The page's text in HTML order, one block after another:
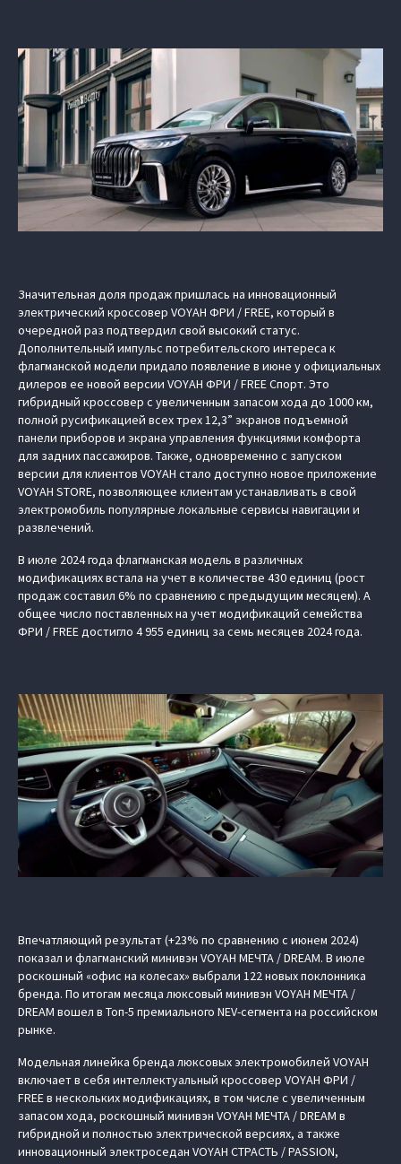
Значительная доля продаж пришлась на инновационный
электрический кроссовер VOYAH ФРИ / FREE, который в
очередной раз подтвердил свой высокий статус.
Дополнительный импульс потребительского интереса к
флагманской модели придало появление в июне у официальных
дилеров ее новой версии VOYAH ФРИ / FREE Спорт. Это
гибридный кроссовер с увеличенным запасом хода до 1000 км,
полной русификацией всех трех 12,3” экранов подъемной
панели приборов и экрана управления функциями комфорта
для задних пассажиров. Также, одновременно с запуском
версии для клиентов VOYAH стало доступно новое приложение
VOYAH STORE, позволяющее клиентам устанавливать в свой
электромобиль популярные локальные сервисы навигации и
развлечений.
В июле 2024 года флагманская модель в различных
модификациях встала на учет в количестве 430 единиц (рост
продаж составил 6% по сравнению с предыдущим месяцем). А
общее число поставленных на учет модификаций семейства
ФРИ / FREE достигло 4 955 единиц за семь месяцев 2024 года.
Впечатляющий результат (+23% по сравнению с июнем 2024)
показал и флагманский минивэн VOYAH МЕЧТА / DREAM. В июле
роскошный «офис на колесах» выбрали 122 новых поклонника
бренда. По итогам месяца люксовый минивэн VOYAH МЕЧТА /
DREAM вошел в Топ-5 премиального NEV-сегмента на российском
рынке.
Модельная линейка бренда люксовых электромобилей VOYAH
включает в себя интеллектуальный кроссовер VOYAH ФРИ /
FREE в нескольких модификациях, в том числе с увеличенным
запасом хода, роскошный минивэн VOYAH МЕЧТА / DREAM в
гибридной и полностью электрической версиях, а также
инновационный электроседан VOYAH СТРАСТЬ / PASSION,